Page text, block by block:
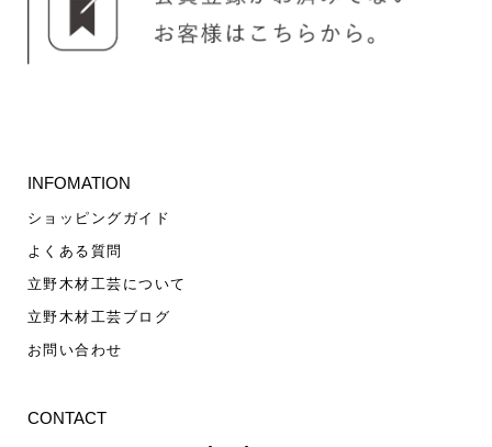
INFOMATION
ショッピングガイド
よくある質問
立野木材工芸について
立野木材工芸ブログ
お問い合わせ
CONTACT